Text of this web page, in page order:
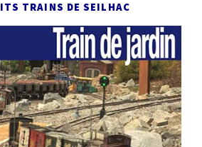
TRAINS DE SEILHAC